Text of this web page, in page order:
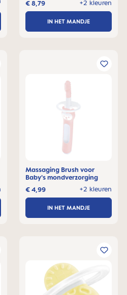
+2 kleuren
€ 8,79
IN HET MANDJE
Massaging Brush voor
Baby's mondverzorging
+2 kleuren
€ 4,99
IN HET MANDJE